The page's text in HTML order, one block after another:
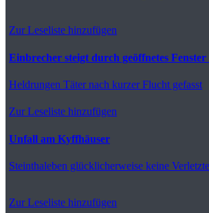
Zur Leseliste hinzufügen
Einbrecher steigt durch geöffnetes
Heldrungen Täter nach kurzer Flucht gefasst
Zur Leseliste hinzufügen
Unfall am Kyffhäuser
Steinthaleben glücklicherweise keine
Zur Leseliste hinzufügen